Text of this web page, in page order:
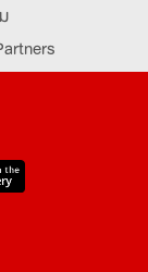
วิทยาลัย